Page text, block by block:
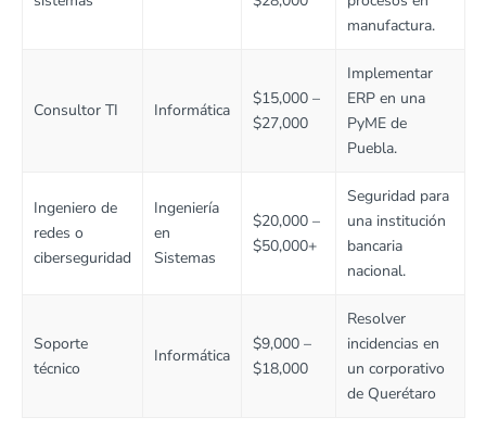
manufactura.
Consultor TI Informática
$15,000 –
$27,000
Implementar
ERP en una
PyME de
Puebla.
Ingeniero de
redes o
ciberseguridad
Ingeniería
en
Sistemas
$20,000 –
$50,000+
Seguridad para
una institución
bancaria
nacional.
Soporte
técnico
Informática
$9,000 –
$18,000
Resolver
incidencias en
un corporativo
de Querétaro